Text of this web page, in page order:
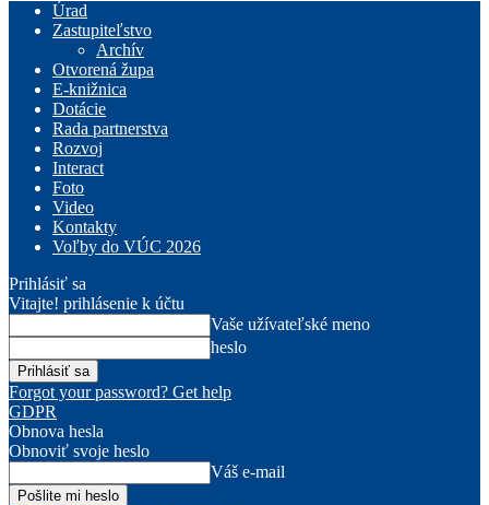
Úrad
Zastupiteľstvo
Archív
Otvorená župa
E-knižnica
Dotácie
Rada partnerstva
Rozvoj
Interact
Foto
Video
Kontakty
Voľby do VÚC 2026
Prihlásiť sa
Vitajte! prihlásenie k účtu
Vaše užívateľské meno
heslo
Forgot your password? Get help
GDPR
Obnova hesla
Obnoviť svoje heslo
Váš e-mail